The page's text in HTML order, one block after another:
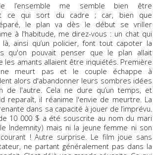
l’ensemble me semble bien être
ce qui sort du cadre ; car, bien que
le plan va dès le début se vriller
à l'habitude, me direz-vous : un chat qui
ainsi qu’un policier, font tout capoter la
qu'on pouvait penser que le plan allait
les amants allaient être inquiétés. Première
meurt pas et le couple échappe à
alors d'abandonner leurs sombres idées
de l'autre. Cela ne dure qu’un temps, et
reparaît, il réanime l'envie de meurtre. La
dans sa capacité à jouer de l’imprévu.
10 000 $ a été souscrite au nom du mari
Indemnity) mais ni la jeune femme ni son
courant ! Autre surprise. Le film joue sans
ne partant généralement pas dans la